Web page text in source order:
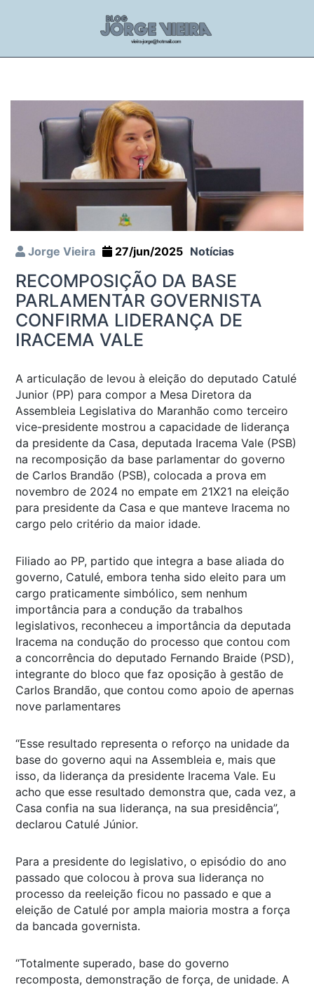
Jorge Vieira 27/jun/2025 Notícias
RECOMPOSIÇÃO DA BASE
PARLAMENTAR GOVERNISTA
CONFIRMA LIDERANÇA DE
IRACEMA VALE
A articulação de levou à eleição do deputado Catulé
Junior (PP) para compor a Mesa Diretora da
Assembleia Legislativa do Maranhão como terceiro
vice-presidente mostrou a capacidade de liderança
da presidente da Casa, deputada Iracema Vale (PSB)
na recomposição da base parlamentar do governo
de Carlos Brandão (PSB), colocada a prova em
novembro de 2024 no empate em 21X21 na eleição
para presidente da Casa e que manteve Iracema no
cargo pelo critério da maior idade.
Filiado ao PP, partido que integra a base aliada do
governo, Catulé, embora tenha sido eleito para um
cargo praticamente simbólico, sem nenhum
importância para a condução da trabalhos
legislativos, reconheceu a importância da deputada
Iracema na condução do processo que contou com
a concorrência do deputado Fernando Braide (PSD),
integrante do bloco que faz oposição à gestão de
Carlos Brandão, que contou como apoio de apernas
nove parlamentares
“Esse resultado representa o reforço na unidade da
base do governo aqui na Assembleia e, mais que
isso, da liderança da presidente Iracema Vale. Eu
acho que esse resultado demonstra que, cada vez, a
Casa confia na sua liderança, na sua presidência”,
declarou Catulé Júnior.
Para a presidente do legislativo, o episódio do ano
passado que colocou à prova sua liderança no
processo da reeleição ficou no passado e que a
eleição de Catulé por ampla maioria mostra a força
da bancada governista.
“Totalmente superado, base do governo
recomposta, demonstração de força, de unidade. A